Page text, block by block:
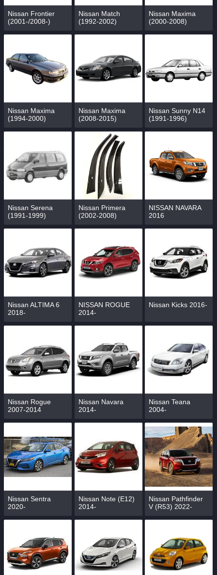
Nissan Frontier
(2001-/2008-)
Nissan Match
(1992-2002)
Nissan Maxima
(2000-2008)
Nissan Maxima
(1994-2000)
Nissan Maxima
(2008-2015)
Nissan Sunny N14
(1991-1996)
Nissan Serena
(1991-1999)
Nissan Primera
(2002-2008)
NISSAN NAVARA
2016
Nissan ALTIMA 6
2018-
NISSAN ROGUE
2014-
Nissan Kicks 2016-
Nissan Rogue
2007-2014
Nissan Navara
2014-
Nissan Teana
2004-
Nissan Sentra
2020-
Nissan Note (E12)
2014-
Nissan Pathfinder
V (R53) 2022-